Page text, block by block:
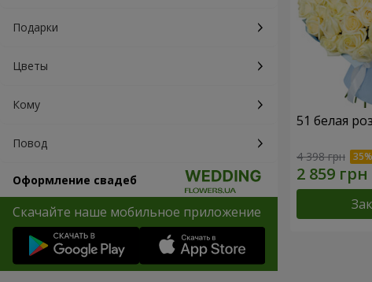
Подарки
Цветы
Кому
Повод
Оформление свадеб
Скачайте наше мобильное приложение
51 белая
4 398 грн